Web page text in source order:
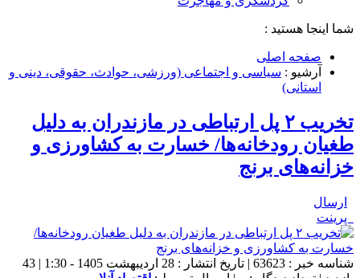
شما اینجا هستید :
صفحه اصلی
آرشیو : سیاسی و اجتماعی (ورزشی، حوادث، حقوقی، دینی و
استانی)
تخریب ۲ پل ارتباطی در مازندران به دلیل
طغیان رودخانه‌ها/ خسارت به کشاورزی و
خزانه‌های برنج
ارسال
پرینت
شناسه خبر : 63623 | تاریخ انتشار : 28 اردیبهشت 1405 - 1:30 | 43